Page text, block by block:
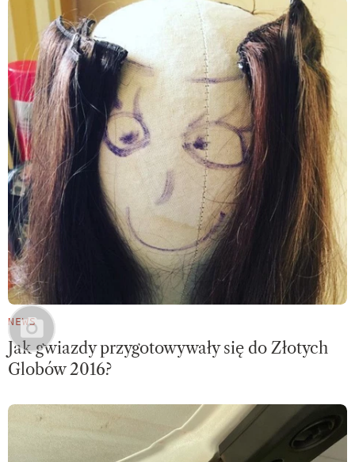
NEWS
Jak gwiazdy przygotowywały się do Złotych
Globów 2016?